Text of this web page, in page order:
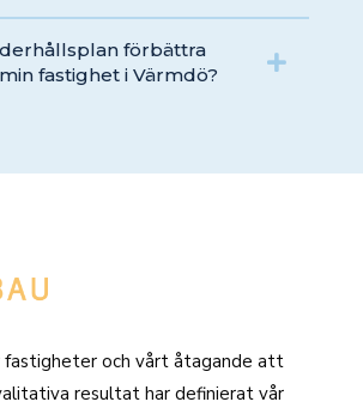
förbättra
fastighet i Värmdö?
fastigheter och vårt åtagande att
resultat har definierat vår